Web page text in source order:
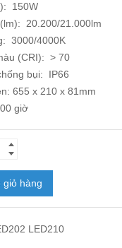
2.900.000₫.
150W
20.200/21.000lm
3000/4000K
(CRI): > 70
bụi: IP66
655 x 210 x 81mm
giờ
giỏ hàng
LED210